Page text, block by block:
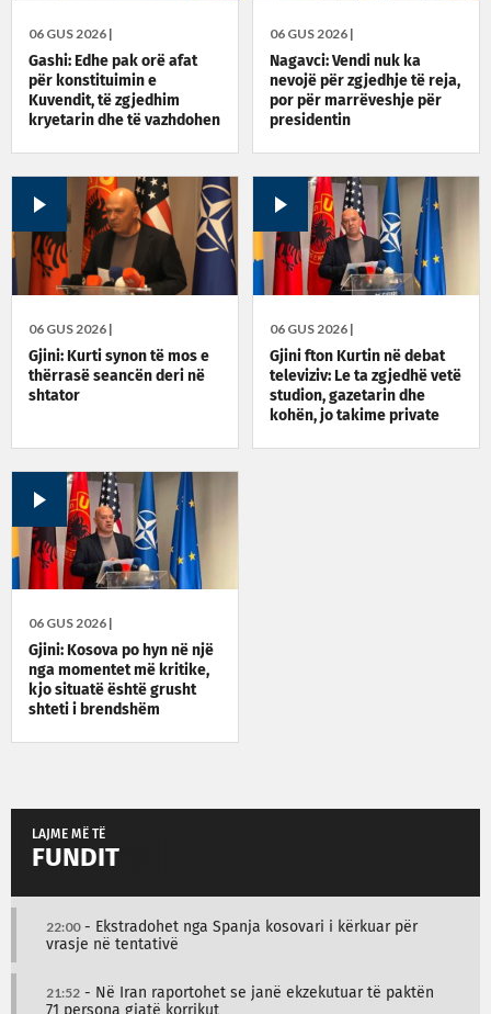
06 GUS 2026 |
Gashi: Edhe pak orë afat
për konstituimin e
Kuvendit, të zgjedhim
kryetarin dhe të vazhdohen
06 GUS 2026 |
Nagavci: Vendi nuk ka
nevojë për zgjedhje të reja,
por për marrëveshje për
presidentin
06 GUS 2026 |
Gjini: Kurti synon të mos e
thërrasë seancën deri në
shtator
06 GUS 2026 |
Gjini fton Kurtin në debat
televiziv: Le ta zgjedhë vetë
studion, gazetarin dhe
kohën, jo takime private
06 GUS 2026 |
Gjini: Kosova po hyn në një
nga momentet më kritike,
kjo situatë është grusht
shteti i brendshëm
LAJME MË TË
FUNDIT
22:00- Ekstradohet nga Spanja kosovari i kërkuar për
vrasje në tentativë
21:52 - Në Iran raportohet se janë ekzekutuar të paktën
71 persona gjatë korrikut